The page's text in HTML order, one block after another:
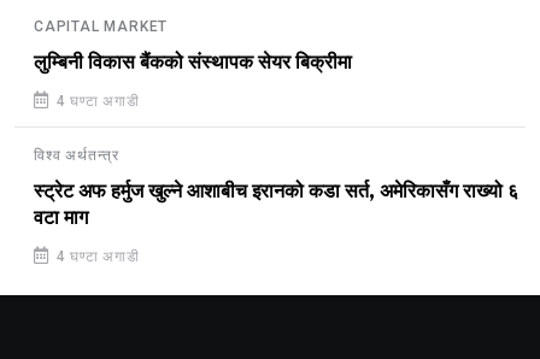
CAPITAL MARKET
लुम्बिनी विकास बैंकको संस्थापक सेयर बिक्रीमा
4 घण्टा अगाडी
विश्व अर्थतन्त्र
स्ट्रेट अफ हर्मुज खुल्ने आशाबीच इरानको कडा सर्त, अमेरिकासँग राख्यो ६
वटा माग
4 घण्टा अगाडी